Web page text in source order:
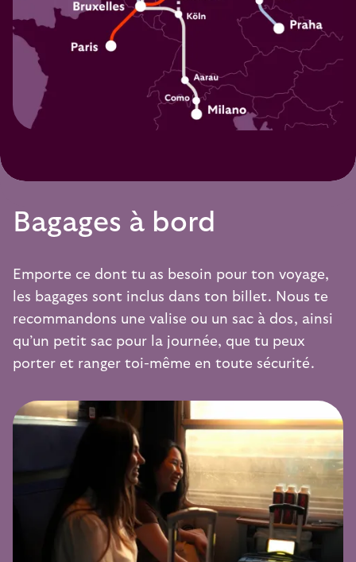
Bagages à bord
Emporte ce dont tu as besoin pour ton voyage,
les bagages sont inclus dans ton billet. Nous te
recommandons une valise ou un sac à dos, ainsi
qu’un petit sac pour la journée, que tu peux
porter et ranger toi-même en toute sécurité.